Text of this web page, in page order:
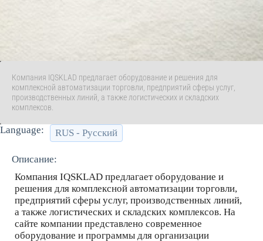
Компания IQSKLAD предлагает оборудование и решения для
комплексной автоматизации торговли, предприятий сферы услуг,
производственных линий, а также логистических и складских
комплексов.
Language: RUS - Русский
Описание:
Компания IQSKLAD предлагает оборудование и
решения для комплексной автоматизации торговли,
предприятий сферы услуг, производственных линий,
а также логистических и складских комплексов. На
сайте компании представлено современное
оборудование и программы для организации